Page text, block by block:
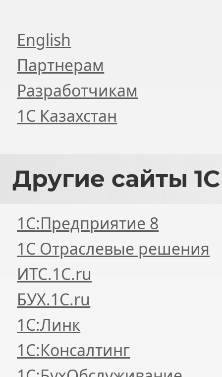
English
Партнерам
Разработчикам
1С Казахстан
Другие сайты 1С
1С:Предприятие 8
1С Отраслевые решения
ИТС.1C.ru
БУХ.1С.ru
1С:Линк
1С:Консалтинг